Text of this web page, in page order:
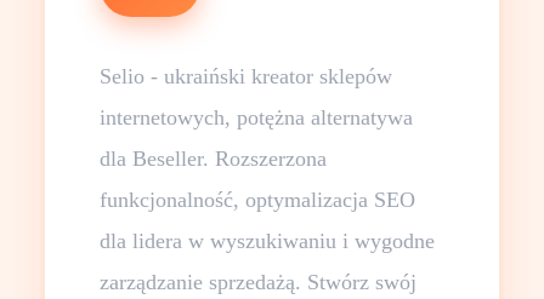
Selio - ukraiński kreator sklepów
internetowych, potężna alternatywa
dla Beseller. Rozszerzona
funkcjonalność, optymalizacja SEO
dla lidera w wyszukiwaniu i wygodne
zarządzanie sprzedażą. Stwórz swój